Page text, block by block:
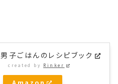
男子ごはんのレシピブック
created by Rinker
Amazon